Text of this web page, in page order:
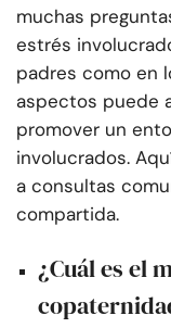
muchas
estrés
padres como en
aspectos puede
promover un
involucrados.
a consultas
compartida.
¿Cuál es el